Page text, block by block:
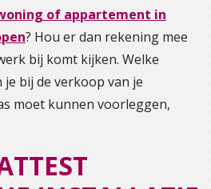
of appartement in
? Hou er dan rekening mee
bij komt kijken. Welke
bij de verkoop van je
moet kunnen voorleggen,